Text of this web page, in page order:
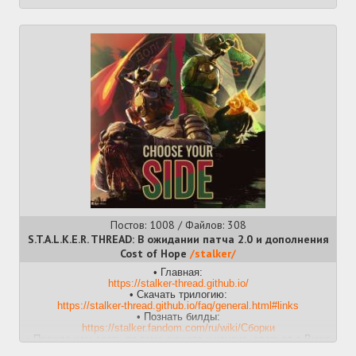
Постов: 1008 / Файлов: 308
S.T.A.L.K.E.R. THREAD: В ожидании патча 2.0 и дополнения
Cost of Hope /stalker/
• Главная:
https://stalker-thread.github.io/
• Скачать трилогию:
https://stalker-thread.github.io/faq/general.html#links
• Познать билды:
https://stalker.fandom.com/ru/wiki/Сборки